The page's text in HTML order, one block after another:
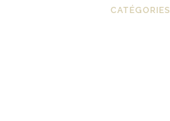
CATÉGORIES